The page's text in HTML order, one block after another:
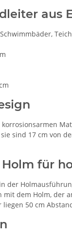
aus
sind 17 cm von
für
der
dem Holm, der
50 cm